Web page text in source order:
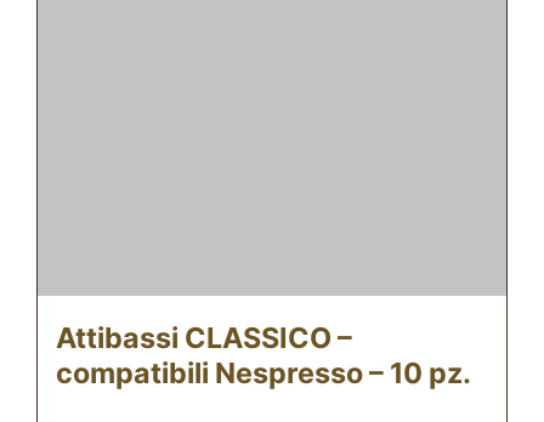
Attibassi CLASSICO –
compatibili Nespresso – 10 pz.